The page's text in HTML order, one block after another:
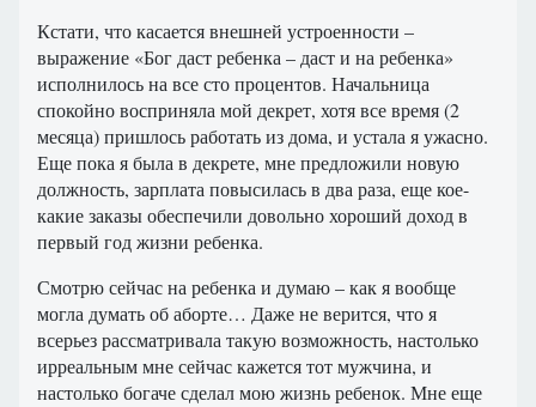
Кстати, что касается внешней устроенности –
выражение «Бог даст ребенка – даст и на ребенка»
исполнилось на все сто процентов. Начальница
спокойно восприняла мой декрет, хотя все время (2
месяца) пришлось работать из дома, и устала я ужасно.
Еще пока я была в декрете, мне предложили новую
должность, зарплата повысилась в два раза, еще кое-
какие заказы обеспечили довольно хороший доход в
первый год жизни ребенка.
Смотрю сейчас на ребенка и думаю – как я вообще
могла думать об аборте… Даже не верится, что я
всерьез рассматривала такую возможность, настолько
ирреальным мне сейчас кажется тот мужчина, и
настолько богаче сделал мою жизнь ребенок. Мне еще